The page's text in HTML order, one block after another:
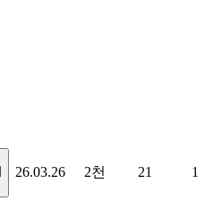
26.03.26 2천 21 1